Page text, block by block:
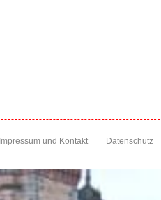
und Kontakt Datenschutz